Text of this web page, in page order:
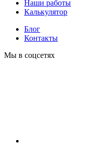
Наши работы
Калькулятор
Блог
Контакты
Мы в соцсетях